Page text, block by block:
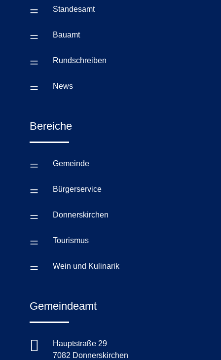
= Standesamt
= Bauamt
= Rundschreiben
= News
Bereiche
= Gemeinde
= Bürgerservice
= Donnerskirchen
= Tourismus
= Wein und Kulinarik
Gemeindeamt

Hauptstraße 29
7082 Donnerskirchen